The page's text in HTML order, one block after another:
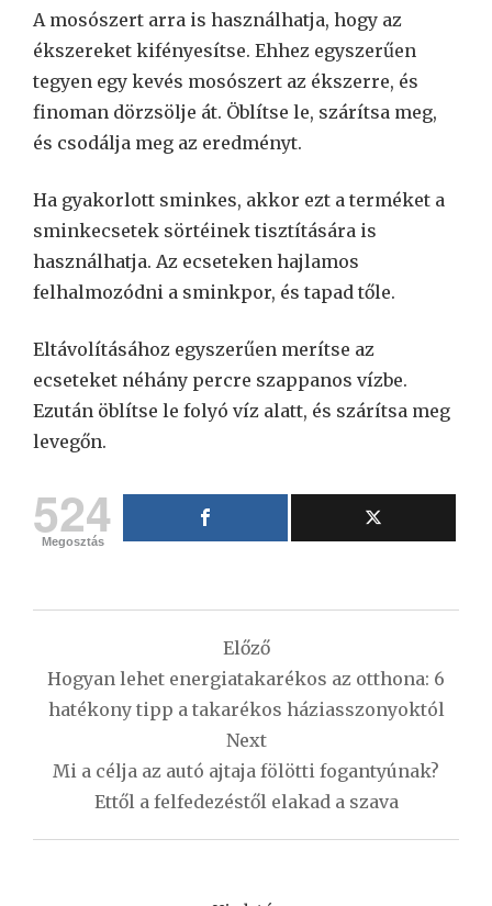
A mosószert arra is használhatja, hogy az
ékszereket kifényesítse. Ehhez egyszerűen
tegyen egy kevés mosószert az ékszerre, és
finoman dörzsölje át. Öblítse le, szárítsa meg,
és csodálja meg az eredményt.
Ha gyakorlott sminkes, akkor ezt a terméket a
sminkecsetek sörtéinek tisztítására is
használhatja. Az ecseteken hajlamos
felhalmozódni a sminkpor, és tapad tőle.
Eltávolításához egyszerűen merítse az
ecseteket néhány percre szappanos vízbe.
Ezután öblítse le folyó víz alatt, és szárítsa meg
levegőn.
524
Megosztás
navigáció
Előző
Hogyan lehet energiatakarékos az otthona: 6
hatékony tipp a takarékos háziasszonyoktól
Next
Mi a célja az autó ajtaja fölötti fogantyúnak?
Ettől a felfedezéstől elakad a szava